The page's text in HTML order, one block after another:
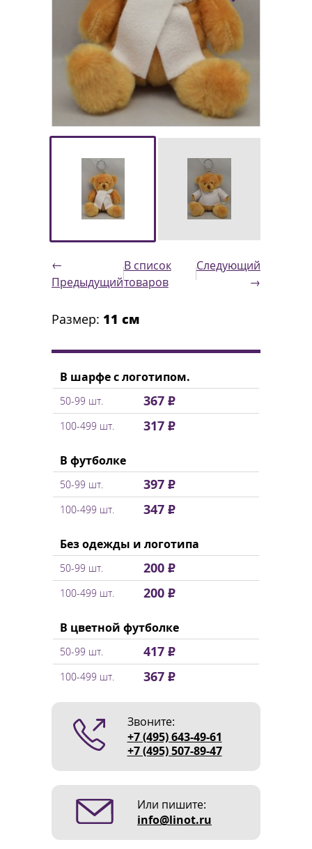
←
Предыдущий
В список
товаров
Следующий
→
Размер: 11 см
В шарфе с логотипом.
50-99 шт. 367 ₽
100-499 шт. 317 ₽
В футболке
50-99 шт. 397 ₽
100-499 шт. 347 ₽
Без одежды и логотипа
50-99 шт. 200 ₽
100-499 шт. 200 ₽
В цветной футболке
50-99 шт. 417 ₽
100-499 шт. 367 ₽
Звоните:
+7 (495) 643-49-61
+7 (495) 507-89-47
Или пишите:
info@linot.ru